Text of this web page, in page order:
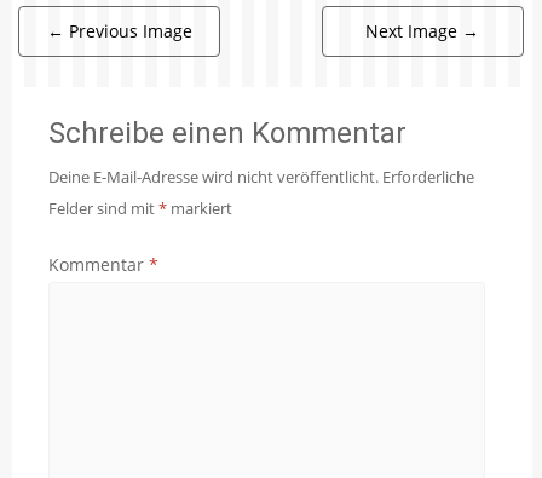
← Previous Image Next Image →
Schreibe einen Kommentar
Deine E-Mail-Adresse wird nicht veröffentlicht. Erforderliche
Felder sind mit* markiert
Kommentar *